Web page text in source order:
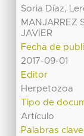
Soria Díaz,
MANJARREZ
JAVIER
Fecha de
2017-09-01
Editor
Herpetozoa
Tipo de
Artículo
Palabras clave